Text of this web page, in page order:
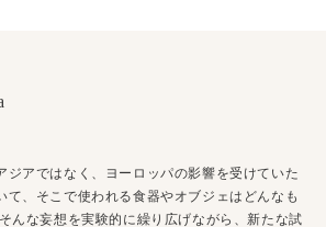
ジアではなく、ヨーロッパの影響を受けていた
て、そこで使われる食器やオブジェはどんなも
んな妄想を実験的に繰り広げながら、新たな試